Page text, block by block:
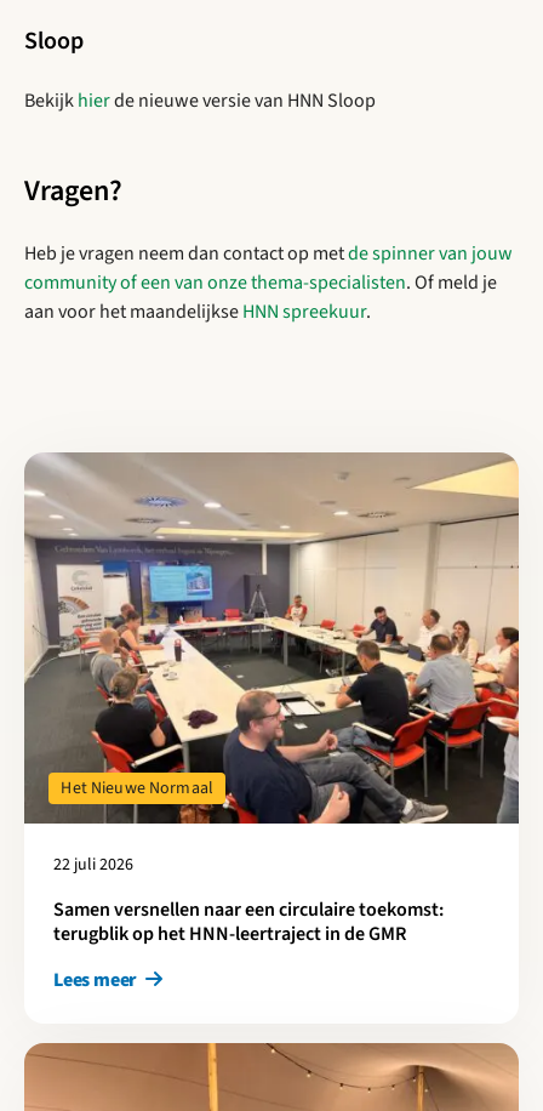
Sloop
Bekijkhierde nieuwe versie van HNN Sloop
Vragen?
Heb je vragen neem dan contact op metde spinner van jouw
community of een van onze thema-specialisten. Of meld je
aan voor het maandelijkseHNN spreekuur.
22 juli 2026
Samen versnellen naar een circulaire toekomst:
terugblik op het HNN-leertraject in de GMR
Het Nieuwe Normaal
Lees meer
Lees meer over Samen versnellen naar een circulaire
Lees meer over Van meten naar bewegen in projecten en